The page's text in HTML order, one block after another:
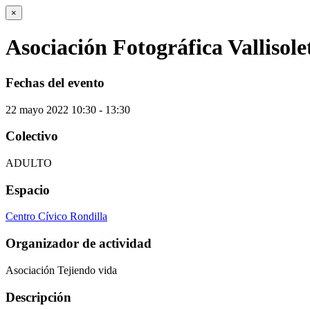
×
Asociación Fotográfica
Fechas del evento
22 mayo 2022 10:30 - 13:30
Colectivo
ADULTO
Espacio
Centro Cívico Rondilla
Organizador de actividad
Asociación Tejiendo vida
Descripción